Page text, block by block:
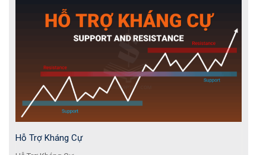
Hỗ Trợ Kháng Cự